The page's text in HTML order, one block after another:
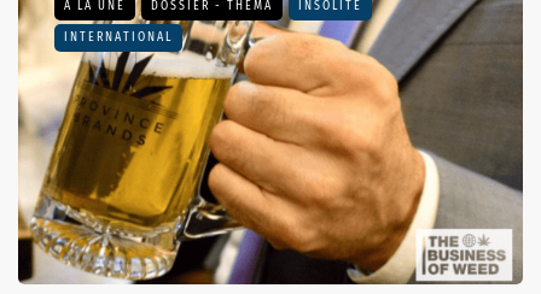
A LA UNE DOSSIER - THEMA INSOLITE
INTERNATIONAL